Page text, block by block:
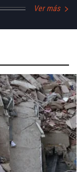
Ver más